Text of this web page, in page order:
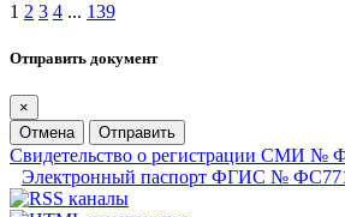
1 2 3 4 ... 139
Отправить документ
×
Отмена
Отправить
Свидетельство о регистрации СМИ №
Электронный паспорт ФГИС №